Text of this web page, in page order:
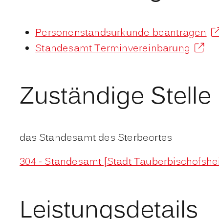
Personenstandsurkunde beantragen
Standesamt Terminvereinbarung
Zuständige Stelle
das Standesamt des Sterbeortes
304 - Standesamt [Stadt
Leistungsdetails